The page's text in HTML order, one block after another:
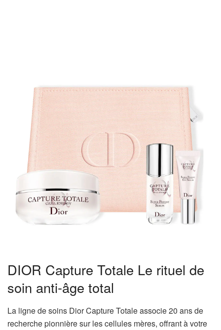
DIOR Capture Totale Le rituel de
soin anti-âge total
La ligne de soins Dior Capture Totale associe 20 ans de
recherche pionnière sur les cellules mères, offrant à votre